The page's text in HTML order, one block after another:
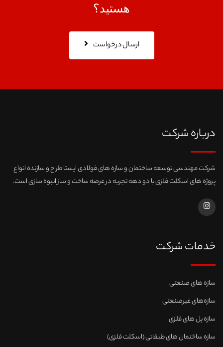
هستید؟
ارسال درخواست
درباره شرکت
شرکت مهندسی توسعه ساختمان و سازه های فولادی ایستا طراح و سازنده انواع
پروژه های اسکلت فلزی با دو دهه تجربه در عرصه ساخت و ساز انبوه سازی است.
خدمات شرکت
سازه های صنعتی
سازه‌های غیرصنعتی
سازه پل های فلزی
سازه ساختمان های طبقاتی (اسکلت فلزی)